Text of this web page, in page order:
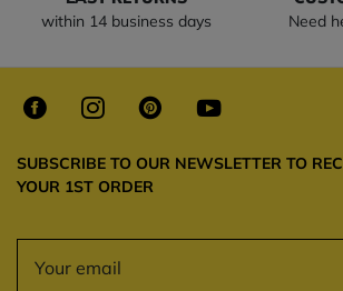
within 14 business days
Need
SUBSCRIBE TO OUR NEWSLETTER TO
YOUR 1ST ORDER